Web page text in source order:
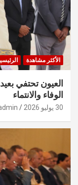
الأكثر مشاهدة
العيون تحتفي
الوفاء والانتماء
30 يوليو 2026